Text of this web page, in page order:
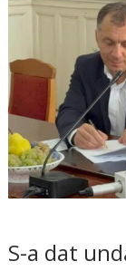
S-a dat